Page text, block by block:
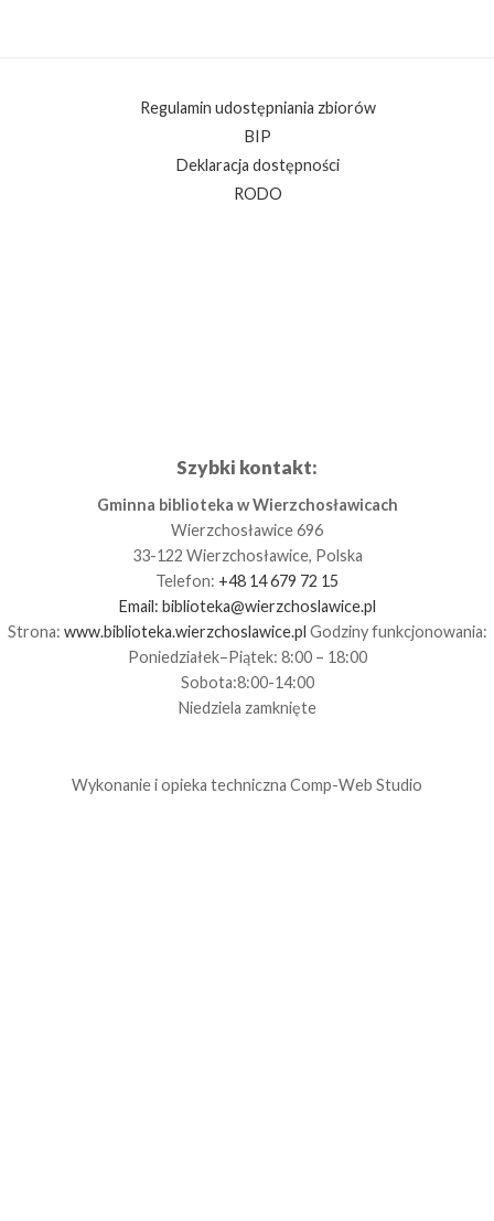
Regulamin udostępniania zbiorów
BIP
Deklaracja dostępności
RODO
Szybki kontakt:
Gminna biblioteka w Wierzchosławicach
Wierzchosławice 696
33-122 Wierzchosławice, Polska
Telefon: +48 14 679 72 15
Email: biblioteka@wierzchoslawice.pl
Strona: www.biblioteka.wierzchoslawice.pl Godziny funkcjonowania:
Poniedziałek–Piątek: 8:00 – 18:00
Sobota:8:00-14:00
Niedziela zamknięte
Wykonanie i opieka techniczna Comp-Web Studio